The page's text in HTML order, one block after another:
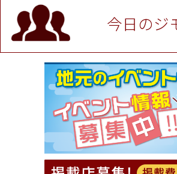
P！※チケットと新品商品は除
駅前店）
[有効期限]2026年9月30日
★ジモア限定特典★ お会計より
ュラル＆ハンドメイドショッ
[有効期限]2026年9月30日まで
【ジモア限定①】初回割引 特
⇒8,800円（メンズ専門ワック
（ミックル））
[有効期限]2026年9月30日
【ジモア読者特典2】コース
理5品+2時間飲み放題）（創作
ore（ピアクオーレ））
[有効期限]2026年9月30日
今日のジ